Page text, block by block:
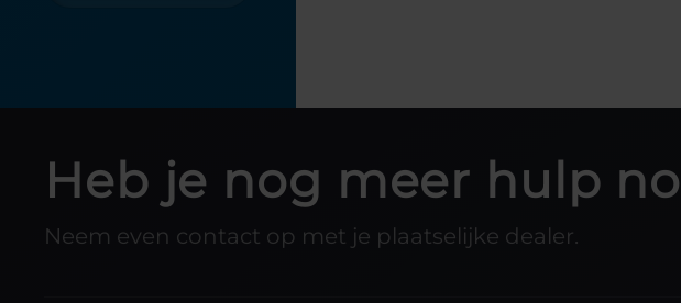
Heb je nog meer hulp
Neem even contact op met je plaatselijke dealer.